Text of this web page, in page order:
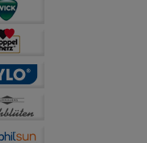
Hilfe wir unsere
den Inhalt
Werbung auf
zu gestalten.
teilweise an
Medien